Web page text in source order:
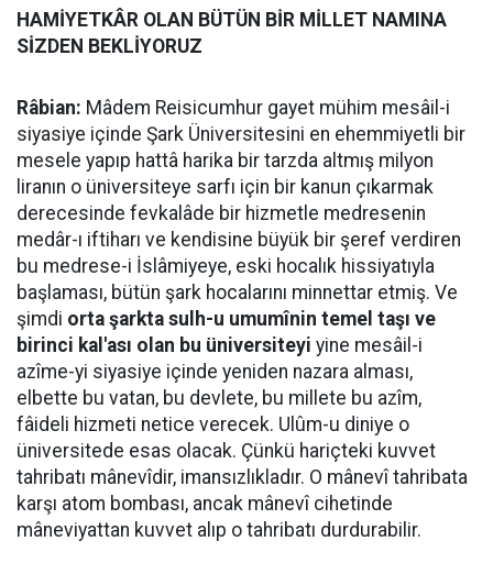
HAMİYETKÂR OLAN BÜTÜN BİR MİLLET NAMINA
SİZDEN BEKLİYORUZ
Râbian: Mâdem Reisicumhur gayet mühim mesâil-i
siyasiye içinde Şark Üniversitesini en ehemmiyetli bir
mesele yapıp hattâ harika bir tarzda altmış milyon
liranın o üniversiteye sarfı için bir kanun çıkarmak
derecesinde fevkalâde bir hizmetle medresenin
medâr-ı iftiharı ve kendisine büyük bir şeref verdiren
bu medrese-i İslâmiyeye, eski hocalık hissiyatıyla
başlaması, bütün şark hocalarını minnettar etmiş. Ve
şimdi orta şarkta sulh-u umumînin temel taşı ve
birinci kal'ası olan bu üniversiteyi yine mesâil-i
azîme-yi siyasiye içinde yeniden nazara alması,
elbette bu vatan, bu devlete, bu millete bu azîm,
fâideli hizmeti netice verecek. Ulûm-u diniye o
üniversitede esas olacak. Çünkü hariçteki kuvvet
tahribatı mânevîdir, imansızlıkladır. O mânevî tahribata
karşı atom bombası, ancak mânevî cihetinde
mâneviyattan kuvvet alıp o tahribatı durdurabilir.